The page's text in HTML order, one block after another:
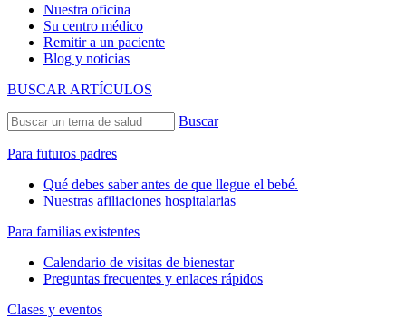
Nuestra oficina
Su centro médico
Remitir a un paciente
Blog y noticias
BUSCAR ARTÍCULOS
Buscar
Para futuros padres
Qué debes saber antes de que llegue el bebé.
Nuestras afiliaciones hospitalarias
Para familias existentes
Calendario de visitas de bienestar
Preguntas frecuentes y enlaces rápidos
Clases y eventos